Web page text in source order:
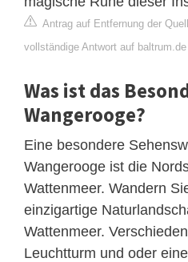
Antrag auf Entfernung der
vollständige Antwort auf
Was ist das
Wangerooge?
Eine besondere
Wangerooge ist die
Wattenmeer. Wandern
einzigartige
Wattenmeer.
Leuchtturm und oder